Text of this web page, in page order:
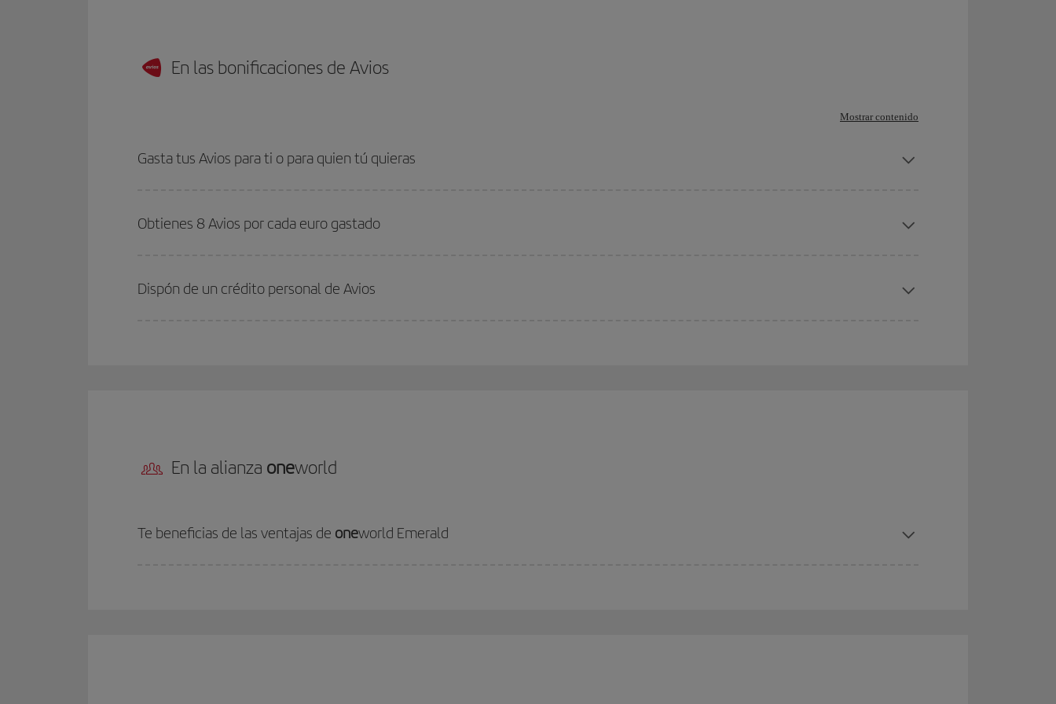
En las bonificaciones de Avios
Mostrar contenido
Gasta tus Avios para ti o para quien tú quieras
Obtienes 8 Avios por cada euro gastado
Dispón de un crédito personal de Avios
En la alianza oneworld
Te beneficias de las ventajas de oneworld Emerald